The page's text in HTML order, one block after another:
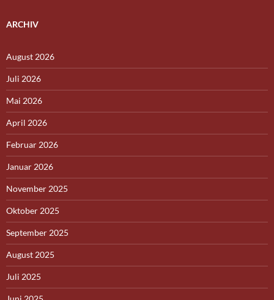
ARCHIV
August 2026
Juli 2026
Mai 2026
April 2026
Februar 2026
Januar 2026
November 2025
Oktober 2025
September 2025
August 2025
Juli 2025